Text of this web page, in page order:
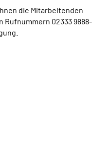
die Mitarbeitenden
02333 9888-